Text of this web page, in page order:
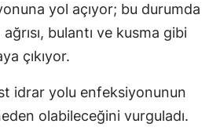
yol açıyor; bu durumda
bulantı ve kusma gibi
çıkıyor.
idrar yolu enfeksiyonunun
olabileceğini vurguladı.